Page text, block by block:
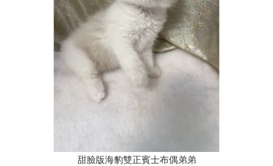
甜臉版海豹雙正賓士布偶弟弟